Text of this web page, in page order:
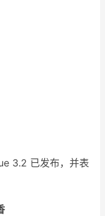
3.2 已发布，并表